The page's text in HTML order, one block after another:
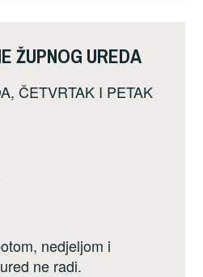
ŽUPNOG UREDA
ČETVRTAK I PETAK
nedjeljom i
ne radi.